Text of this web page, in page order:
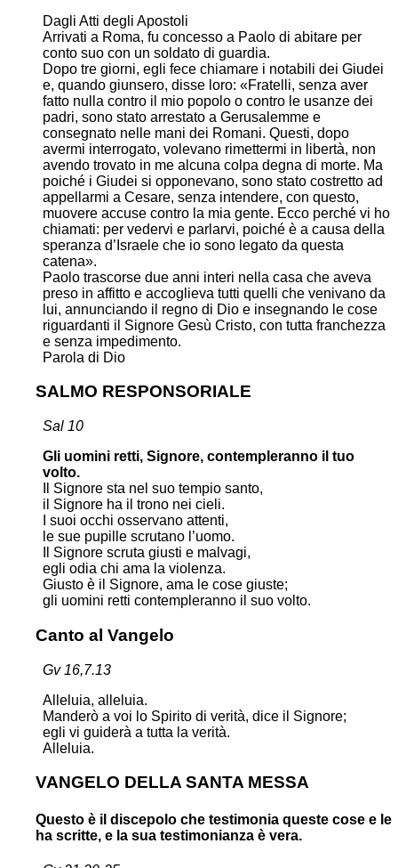
Dagli Atti degli Apostoli
Arrivati a Roma, fu concesso a Paolo di abitare per
conto suo con un soldato di guardia.
Dopo tre giorni, egli fece chiamare i notabili dei Giudei
e, quando giunsero, disse loro: «Fratelli, senza aver
fatto nulla contro il mio popolo o contro le usanze dei
padri, sono stato arrestato a Gerusalemme e
consegnato nelle mani dei Romani. Questi, dopo
avermi interrogato, volevano rimettermi in libertà, non
avendo trovato in me alcuna colpa degna di morte. Ma
poiché i Giudei si opponevano, sono stato costretto ad
appellarmi a Cesare, senza intendere, con questo,
muovere accuse contro la mia gente. Ecco perché vi ho
chiamati: per vedervi e parlarvi, poiché è a causa della
speranza d’Israele che io sono legato da questa
catena».
Paolo trascorse due anni interi nella casa che aveva
preso in affitto e accoglieva tutti quelli che venivano da
lui, annunciando il regno di Dio e insegnando le cose
riguardanti il Signore Gesù Cristo, con tutta franchezza
e senza impedimento.
Parola di Dio
SALMO RESPONSORIALE
Sal 10
Gli uomini retti, Signore, contempleranno il tuo
volto.
Il Signore sta nel suo tempio santo,
il Signore ha il trono nei cieli.
I suoi occhi osservano attenti,
le sue pupille scrutano l’uomo.
Il Signore scruta giusti e malvagi,
egli odia chi ama la violenza.
Giusto è il Signore, ama le cose giuste;
gli uomini retti contempleranno il suo volto.
Canto al Vangelo
Gv 16,7.13
Alleluia, alleluia.
Manderò a voi lo Spirito di verità, dice il Signore;
egli vi guiderà a tutta la verità.
Alleluia.
VANGELO DELLA SANTA MESSA
Questo è il discepolo che testimonia queste cose e le
ha scritte, e la sua testimonianza è vera.